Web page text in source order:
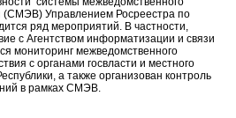
(СМЭВ) Управлением Росреестра по
ряд мероприятий. В частности,
с Агентством информатизации и связи
мониторинг межведомственного
с органами госвласти и местного
а также организован контроль
в рамках СМЭВ.